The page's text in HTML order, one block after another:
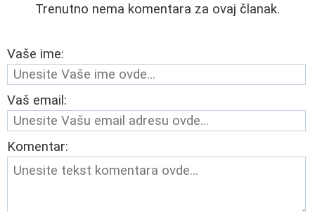
Trenutno nema komentara za ovaj članak.
Vaše ime:
Vaš email:
Komentar: